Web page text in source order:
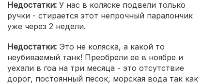
Недостатки: У нас в коляске подвели только
ручки - стирается этот непрочный паралончик
уже через 2 недели.
Недостатки: Это не коляска, а какой то
неубиваемый танк! Преобрели ее в ноябре и
уехали в гоа на три месяца - это отсутствие
дорог, постоянный песок, морская вода так как